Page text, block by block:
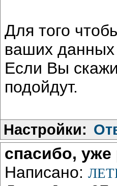
Для того
ваших данных
Если Вы
подойдут.
Настройки:
спасибо, уже
Написано: